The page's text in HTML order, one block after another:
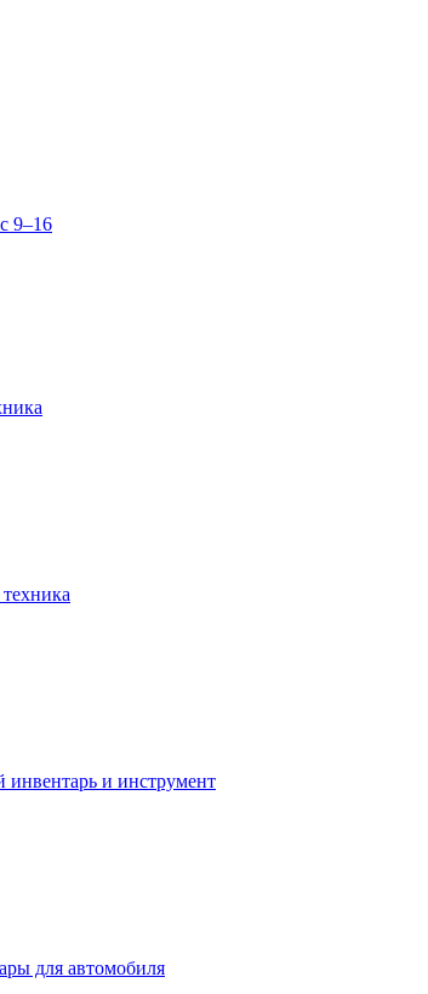
9–16
инвентарь и инструмент
для автомобиля